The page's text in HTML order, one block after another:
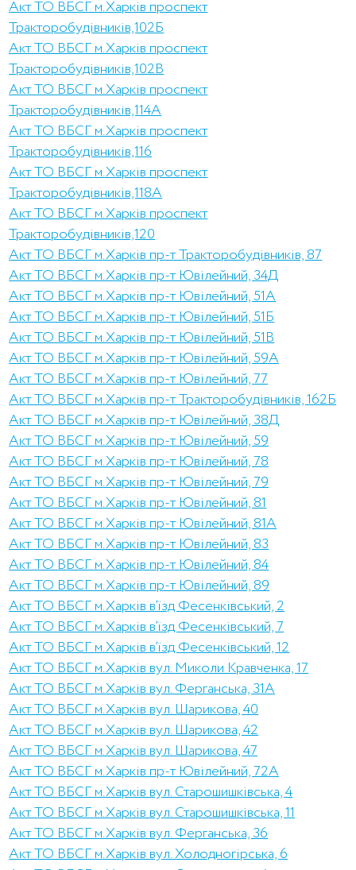
Акт ТО ВБСГ м.Харків проспект
Тракторобудівників,102Б
Акт ТО ВБСГ м.Харків проспект
Тракторобудівників,102В
Акт ТО ВБСГ м.Харків проспект
Тракторобудівників,114А
Акт ТО ВБСГ м.Харків проспект
Тракторобудівників,116
Акт ТО ВБСГ м.Харків проспект
Тракторобудівників,118А
Акт ТО ВБСГ м.Харків проспект
Тракторобудівників,120
Акт ТО ВБСГ м.Харків пр-т Тракторобудівників, 87
Акт ТО ВБСГ м.Харків пр-т Ювілейний, 34Д
Акт ТО ВБСГ м.Харків пр-т Ювілейний, 51А
Акт ТО ВБСГ м.Харків пр-т Ювілейний, 51Б
Акт ТО ВБСГ м.Харків пр-т Ювілейний, 51В
Акт ТО ВБСГ м.Харків пр-т Ювілейний, 59А
Акт ТО ВБСГ м.Харків пр-т Ювілейний, 77
Акт ТО ВБСГ м.Харків пр-т Тракторобудівників, 162Б
Акт ТО ВБСГ м.Харків пр-т Ювілейний, 38Д
Акт ТО ВБСГ м.Харків пр-т Ювілейний, 59
Акт ТО ВБСГ м.Харків пр-т Ювілейний, 78
Акт ТО ВБСГ м.Харків пр-т Ювілейний, 79
Акт ТО ВБСГ м.Харків пр-т Ювілейний, 81
Акт ТО ВБСГ м.Харків пр-т Ювілейний, 81А
Акт ТО ВБСГ м.Харків пр-т Ювілейний, 83
Акт ТО ВБСГ м.Харків пр-т Ювілейний, 84
Акт ТО ВБСГ м.Харків пр-т Ювілейний, 89
Акт ТО ВБСГ м.Харків в’їзд Фесенківський, 2
Акт ТО ВБСГ м.Харків в’їзд Фесенківський, 7
Акт ТО ВБСГ м.Харків в’їзд Фесенківський, 12
Акт ТО ВБСГ м.Харків вул. Миколи Кравченка, 17
Акт ТО ВБСГ м.Харків вул. Ферганська, 31А
Акт ТО ВБСГ м.Харків вул. Шарикова, 40
Акт ТО ВБСГ м.Харків вул. Шарикова, 42
Акт ТО ВБСГ м.Харків вул. Шарикова, 47
Акт ТО ВБСГ м.Харків пр-т Ювілейний, 72А
Акт ТО ВБСГ м.Харків вул. Старошишківська, 4
Акт ТО ВБСГ м.Харків вул. Старошишківська, 11
Акт ТО ВБСГ м.Харків вул. Ферганська, 36
Акт ТО ВБСГ м.Харків вул. Холодногірська, 6